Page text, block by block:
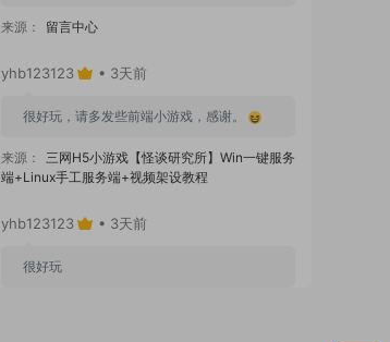
来源： 留言中心
yhb123123 • 3天前
很好玩，请多发些前端小游戏，感谢。
来源：
三网H5小游戏【怪谈研究所】Win一键服务
端+Linux手工服务端+视频架设教程
yhb123123 • 3天前
很好玩